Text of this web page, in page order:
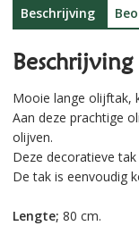
Beschrijving
Beschrijving
Mooie lange olijftak,
Aan deze prachtige
olijven.
Deze decoratieve
De tak is eenvoudig
Lengte; 80 cm.